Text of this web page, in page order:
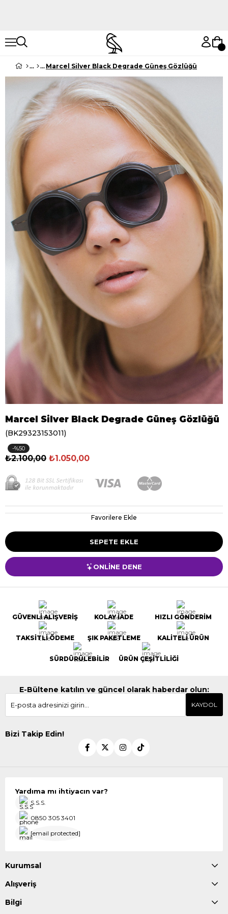
Marcel Silver Black Degrade Güneş Gözlüğü
Marcel Silver Black Degrade Güneş Gözlüğü
(BK29323153011)
50
₺2.100,00 ₺1.050,00
Favorilere Ekle
ONLİNE DENE
GÜVENLİ ALIŞVERİŞ KOLAY İADE HIZLI GÖNDERİM
TAKSİTLİ ÖDEME ŞIK PAKETLEME KALİTELİ ÜRÜN
SÜRDÜRÜLEBİLİR ÜRÜN ÇEŞİTLİLİĞİ
E-Bültene katılın ve güncel olarak haberdar olun:
KAYDOL
Bizi Takip Edin!
Yardıma mı ihtiyacın var?
S.S.S.
0850 305 3401
[email protected]
Kurumsal
Alışveriş
Bilgi